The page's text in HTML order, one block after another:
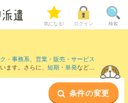
気になる! ログイン 検索
・事務系、 営業・販売・サービス
ます。さらに、 短期 ・ 単発などの
など近隣駅のお仕事
条件の変更